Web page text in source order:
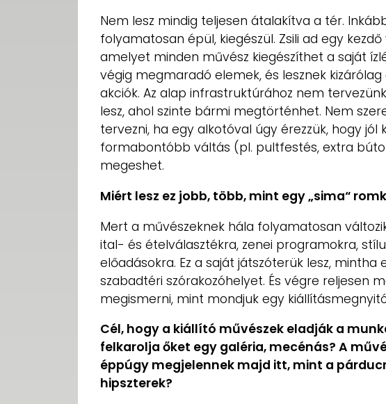
Nem lesz mindig teljesen átalakítva a tér.
folyamatosan épül, kiegészül. Zsili ad egy
amelyet minden művész kiegészíthet a saját
végig megmaradó elemek, és lesznek
akciók. Az alap infrastruktúrához nem
lesz, ahol szinte bármi megtörténhet. Nem
tervezni, ha egy alkotóval úgy érezzük, hogy jól
formabontóbb váltás (pl. pultfestés, extra
megeshet.
Miért lesz ez jobb, több, mint egy „sima“
Mert a művészeknek hála folyamatosan
ital- és ételválasztékra, zenei programokra,
előadásokra. Ez a saját játszóterük lesz,
szabadtéri szórakozóhelyet. És végre reljesen
megismerni, mint mondjuk egy
Cél, hogy a kiállító művészek eladják a
felkarolja őket egy galéria, mecénás? A
éppúgy megjelennek majd itt, mint a
hipszterek?